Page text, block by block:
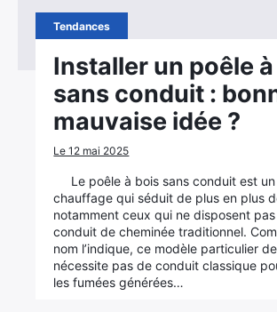
Tendances
Installer un poêle
sans conduit :
mauvaise idée ?
Le 12 mai 2025
Le poêle à bois sans conduit est
chauffage qui séduit de plus en plus
notamment ceux qui ne disposent pas
conduit de cheminée traditionnel.
nom l’indique, ce modèle particulier
nécessite pas de conduit classique
les fumées générées…